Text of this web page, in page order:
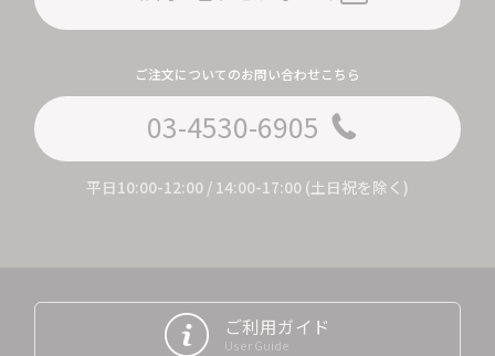
ご注文についてのお問い合わせこちら
03-4530-6905
平日10:00-12:00 / 14:00-17:00 (土日祝を除く)
ご利用ガイド
User Guide